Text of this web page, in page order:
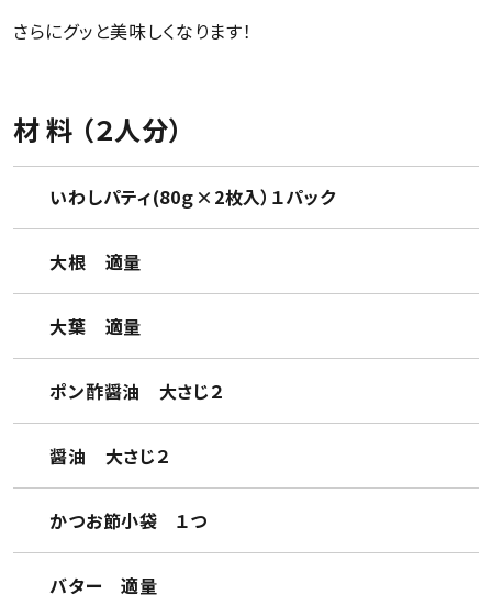
さらにグッと美味しくなります！
材 料 （２人分）
いわしパティ(80ｇ×2枚入）１パック
大根 適量
大葉 適量
ポン酢醤油 大さじ２
醤油 大さじ２
かつお節小袋 １つ
バター 適量